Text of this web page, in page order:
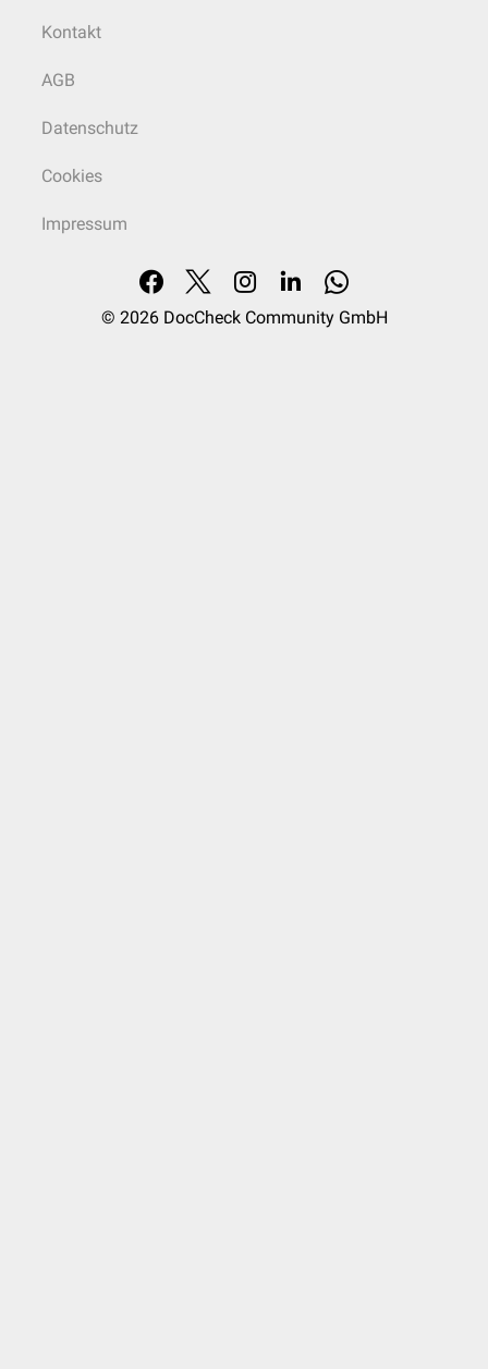
Kontakt
AGB
Datenschutz
Cookies
Impressum
© 2026 DocCheck Community GmbH